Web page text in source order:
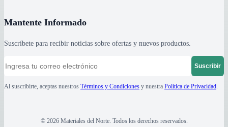
Mantente Informado
Suscríbete para recibir noticias sobre ofertas y nuevos productos.
Suscribir
Al suscribirte, aceptas nuestros Términos y Condiciones y nuestra Política de Privacidad.
© 2026 Materiales del Norte. Todos los derechos reservados.